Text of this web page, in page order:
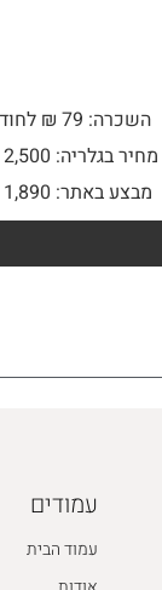
השכרה: 79 ₪ לחודש
מחיר בגלריה: 2,500 ₪
מבצע באתר: 1,890
עמודים
עמוד הבית